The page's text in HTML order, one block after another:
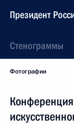
Президент
Стенограммы
Фотографии